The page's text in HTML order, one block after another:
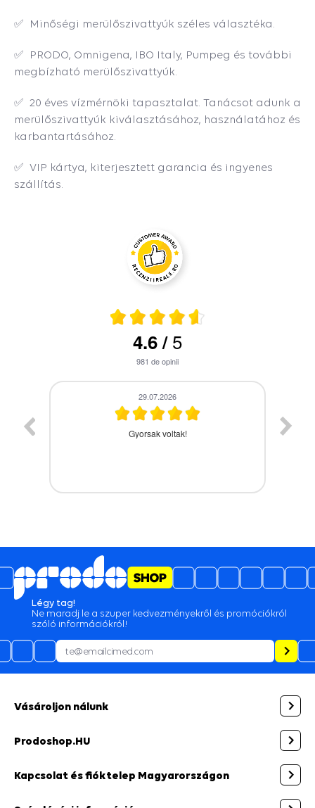
✅ Minőségi merülőszivattyúk széles választéka.
✅ PRODO, Omnigena, IBO Italy, Pumpeg és további
megbízható merülőszivattyúk.
✅ 20 éves vízmérnöki tapasztalat. Tanácsot adunk a
merülőszivattyúk kiválasztásához, használatához és
karbantartásához.
✅ VIP kártya, kiterjesztett garancia és ingyenes
szállítás.
4.6/5
981 de opinii
28.07.2026
A termék időbe megérkezett,gyors kiszolgálás.
Légy tag!
Ne maradj le a szuper kedvezményekről és promóciókról
szóló információkról!
Vásároljon nálunk
Prodoshop.HU
Kapcsolat és fióktelep Magyarországon